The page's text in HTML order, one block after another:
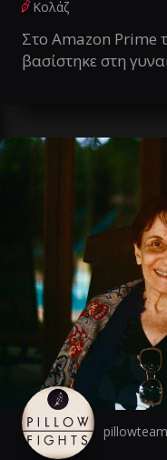
Κολάζ
Στο Amazon Prime
βασίστηκε στη
pillowteam